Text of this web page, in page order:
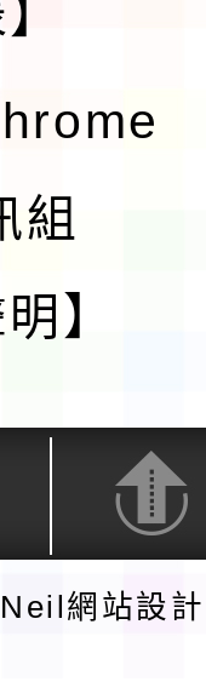
組
】
網站設